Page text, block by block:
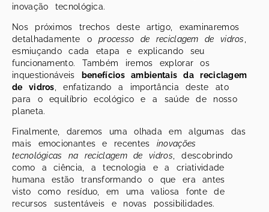
inovação tecnológica.
Nos próximos trechos deste artigo, examinaremos
detalhadamente oprocesso de reciclagem de vidros
esmiuçando cada etapa e explicando seu
funcionamento. Também iremos explorar os
inquestionáveis
benefícios ambientais da reciclagem
de vidros , enfatizando a importância deste ato
para o equilíbrio ecológico e a saúde de nosso
planeta.
Finalmente, daremos uma olhada em algumas das
mais emocionantes e recentes inovações
tecnológicas na reciclagem de vidros , descobrindo
como a ciência, a tecnologia e a criatividade
humana estão transformando o que era antes
visto como resíduo, em uma valiosa fonte de
recursos sustentáveis e novas possibilidades.